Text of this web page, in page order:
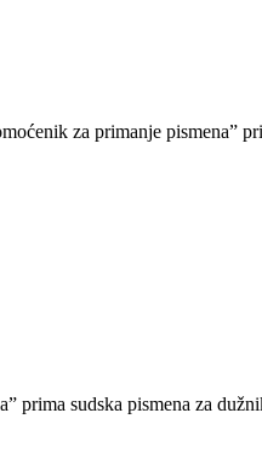
za primanje pismena”
prima sudska pismena za